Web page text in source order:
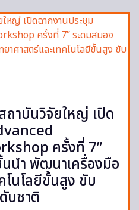
าบันวิจัยใหญ่ เปิด
ครั้งที่ 7”
นำ พัฒนาเครื่องมือ
โนโลยีขั้นสูง ขับ
บชาติ